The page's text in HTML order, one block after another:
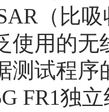
（比
使用的无
测试程
FR1独